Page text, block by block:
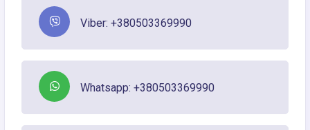
Viber: +380503369990
Whatsapp: +380503369990